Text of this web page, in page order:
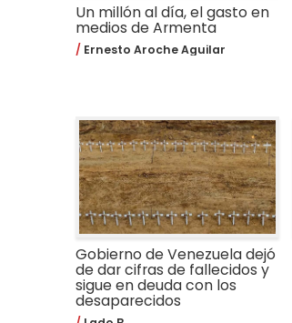
Un millón al día, el gasto en
medios de Armenta
Ernesto Aroche Aguilar
Gobierno de Venezuela dejó
de dar cifras de fallecidos y
sigue en deuda con los
desaparecidos